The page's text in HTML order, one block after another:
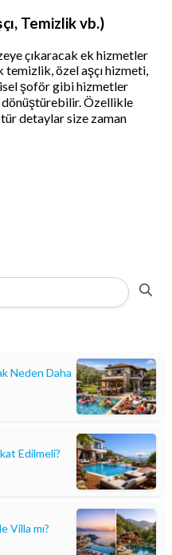
Temizlik vb.)
çıkaracak ek hizmetler
temizlik, özel aşçı hizmeti,
şoför gibi hizmetler
Özellikle
detaylar size zaman
Neden Daha
Edilmeli?
Villa mı?